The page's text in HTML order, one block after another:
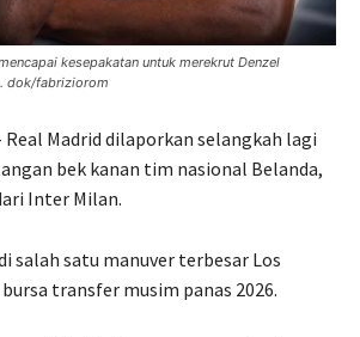
kesepakatan untuk merekrut Denzel
dok/fabriziorom
Real Madrid dilaporkan selangkah lagi
bek kanan tim nasional Belanda,
Inter Milan.
salah satu manuver terbesar Los
transfer musim panas 2026.